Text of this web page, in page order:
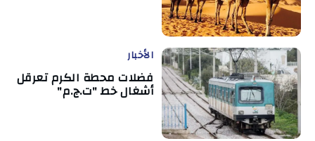
الأخبار
فضلات محطة الكرم تعرقل
أشغال خط "ت.ج.م"